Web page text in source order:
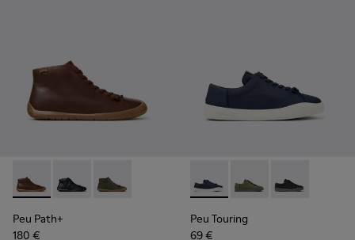
Peu Path+ - K300558-005 - Brown Leather Ankle Boots for
Peu Path+ - K300558-004 - Black Leather Ankle
Peu Path+ - K300558-002
Peu Path+
180 €
Peu Touring - K100881-018
Peu Touring -Peu Touring -
Peu Touring
69 €